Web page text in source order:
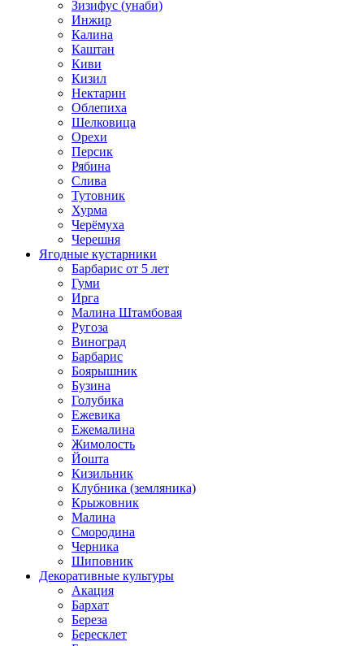
Зизифус (унаби)
Инжир
Калина
Каштан
Киви
Кизил
Нектарин
Облепиха
Шелковица
Орехи
Персик
Рябина
Слива
Тутовник
Хурма
Черёмуха
Черешня
Ягодные кустарники
Барбарис от 5 лет
Гуми
Ирга
Малина Штамбовая
Ругоза
Виноград
Барбарис
Боярышник
Бузина
Голубика
Ежевика
Ежемалина
Жимолость
Йошта
Кизильник
Клубника (земляника)
Крыжовник
Малина
Смородина
Черника
Шиповник
Декоративные культуры
Акация
Бархат
Береза
Бересклет